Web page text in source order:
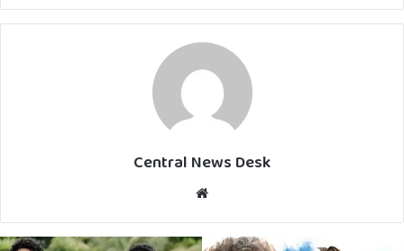
Central News Desk